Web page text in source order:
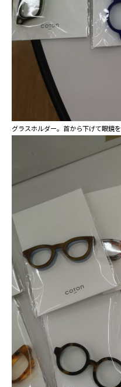
グラスホルダー。首から下げて眼鏡を